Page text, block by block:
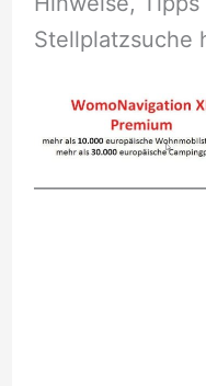
Stellplatzsuche